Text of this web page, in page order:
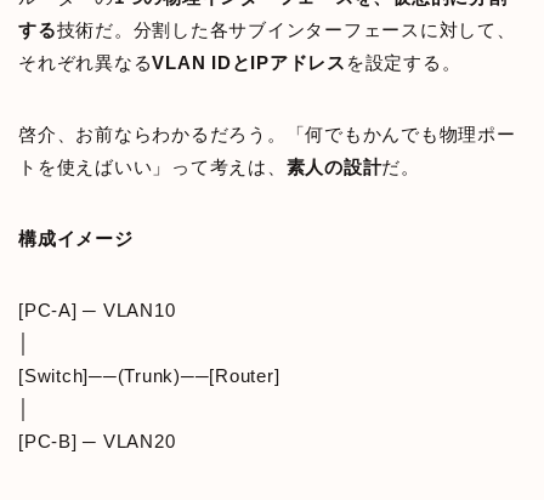
する技術だ。分割した各サブインターフェースに対して、
それぞれ異なるVLAN IDとIPアドレス を設定する。
啓介、お前ならわかるだろう。「何でもかんでも物理ポー
トを使えばいい」って考えは、 素人の設計だ。
構成イメージ
[PC-A] ─ VLAN10
[Switch]──(Trunk)──[Router]
[PC-B] ─ VLAN20